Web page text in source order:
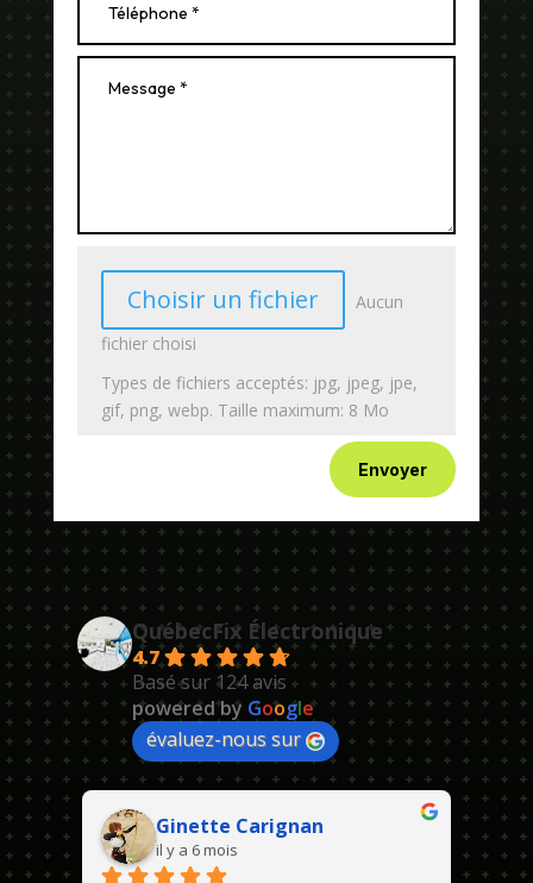
Choisir un fichier
Aucun
fichier choisi
Types de fichiers acceptés: jpg, jpeg, jpe,
gif, png, webp. Taille maximum: 8 Mo
Envoyer
QuébecFix Électronique
4.7
Basé sur 124 avis
powered by Google
évaluez-nous sur
Ginette Carignan
il y a 6 mois